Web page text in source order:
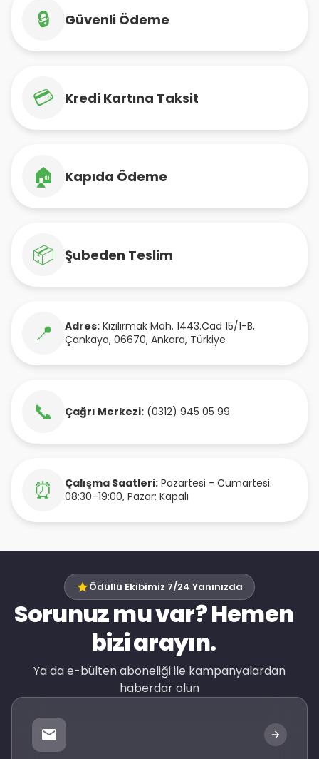
🔒 Güvenli Ödeme
💳 Kredi Kartına Taksit
🏠 Kapıda Ödeme
📦 Şubeden Teslim
📍 Adres: Kızılırmak Mah. 1443.Cad 15/1-B,
Çankaya, 06670, Ankara, Türkiye
📞 Çağrı Merkezi: (0312) 945 05 99
⏰ Çalışma Saatleri: Pazartesi - Cumartesi:
08:30–19:00, Pazar: Kapalı
Ödüllü Ekibimiz 7/24 Yanınızda
Sorunuz mu var? Hemen
bizi arayın.
Ya da e-bülten aboneliği ile kampanyalardan
haberdar olun